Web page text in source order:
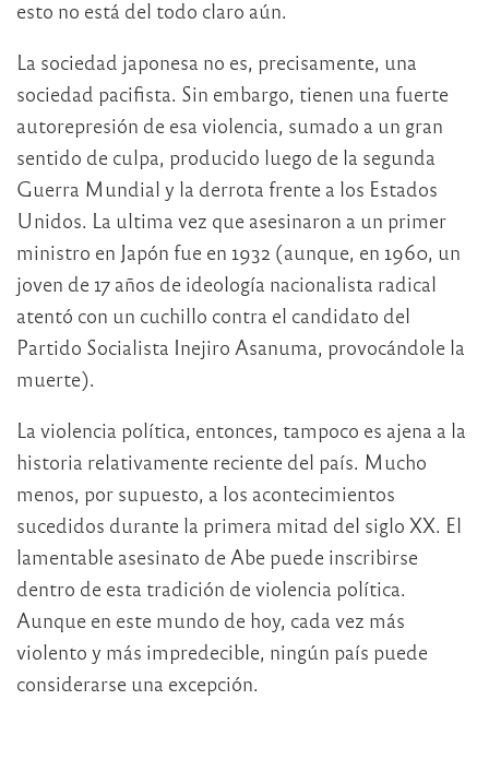
esto no está del todo claro aún.
La sociedad japonesa no es, precisamente, una
sociedad pacifista. Sin embargo, tienen una fuerte
autorepresión de esa violencia, sumado a un gran
sentido de culpa, producido luego de la segunda
Guerra Mundial y la derrota frente a los Estados
Unidos. La ultima vez que asesinaron a un primer
ministro en Japón fue en 1932 (aunque, en 1960, un
joven de 17 años de ideología nacionalista radical
atentó con un cuchillo contra el candidato del
Partido Socialista Inejiro Asanuma, provocándole la
muerte).
La violencia política, entonces, tampoco es ajena a la
historia relativamente reciente del país. Mucho
menos, por supuesto, a los acontecimientos
sucedidos durante la primera mitad del siglo XX. El
lamentable asesinato de Abe puede inscribirse
dentro de esta tradición de violencia política.
Aunque en este mundo de hoy, cada vez más
violento y más impredecible, ningún país puede
considerarse una excepción.